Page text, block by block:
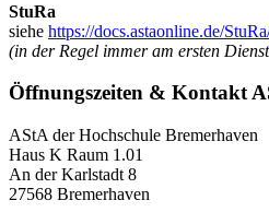
StuRa
siehe https://docs.astaonline.de/
(in der Regel immer am ersten
Öffnungszeiten & Kontakt
AStA der Hochschule Bremerhaven
Haus K Raum 1.01
An der Karlstadt 8
27568 Bremerhaven